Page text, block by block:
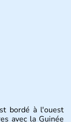
bordé à l'ouest
avec la Guinée